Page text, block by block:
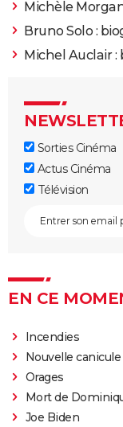
Michèle
Bruno Solo :
Michel Auclair :
Sorties Cinéma
Actus Cinéma
Télévision
EN CE
Incendies
Nouvelle canicule
Orages
Mort de
Joe Biden